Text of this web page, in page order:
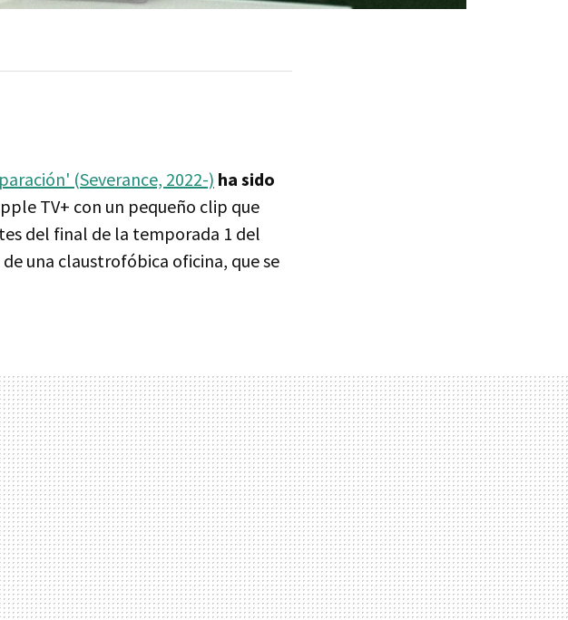
(Severance, 2022-) ha sido
TV+ con un pequeño clip que
del final de la temporada 1 del
una claustrofóbica oficina, que se